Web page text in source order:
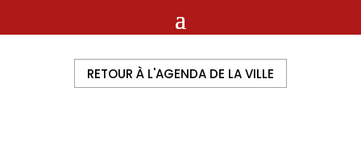
RETOUR À L'AGENDA DE LA VILLE